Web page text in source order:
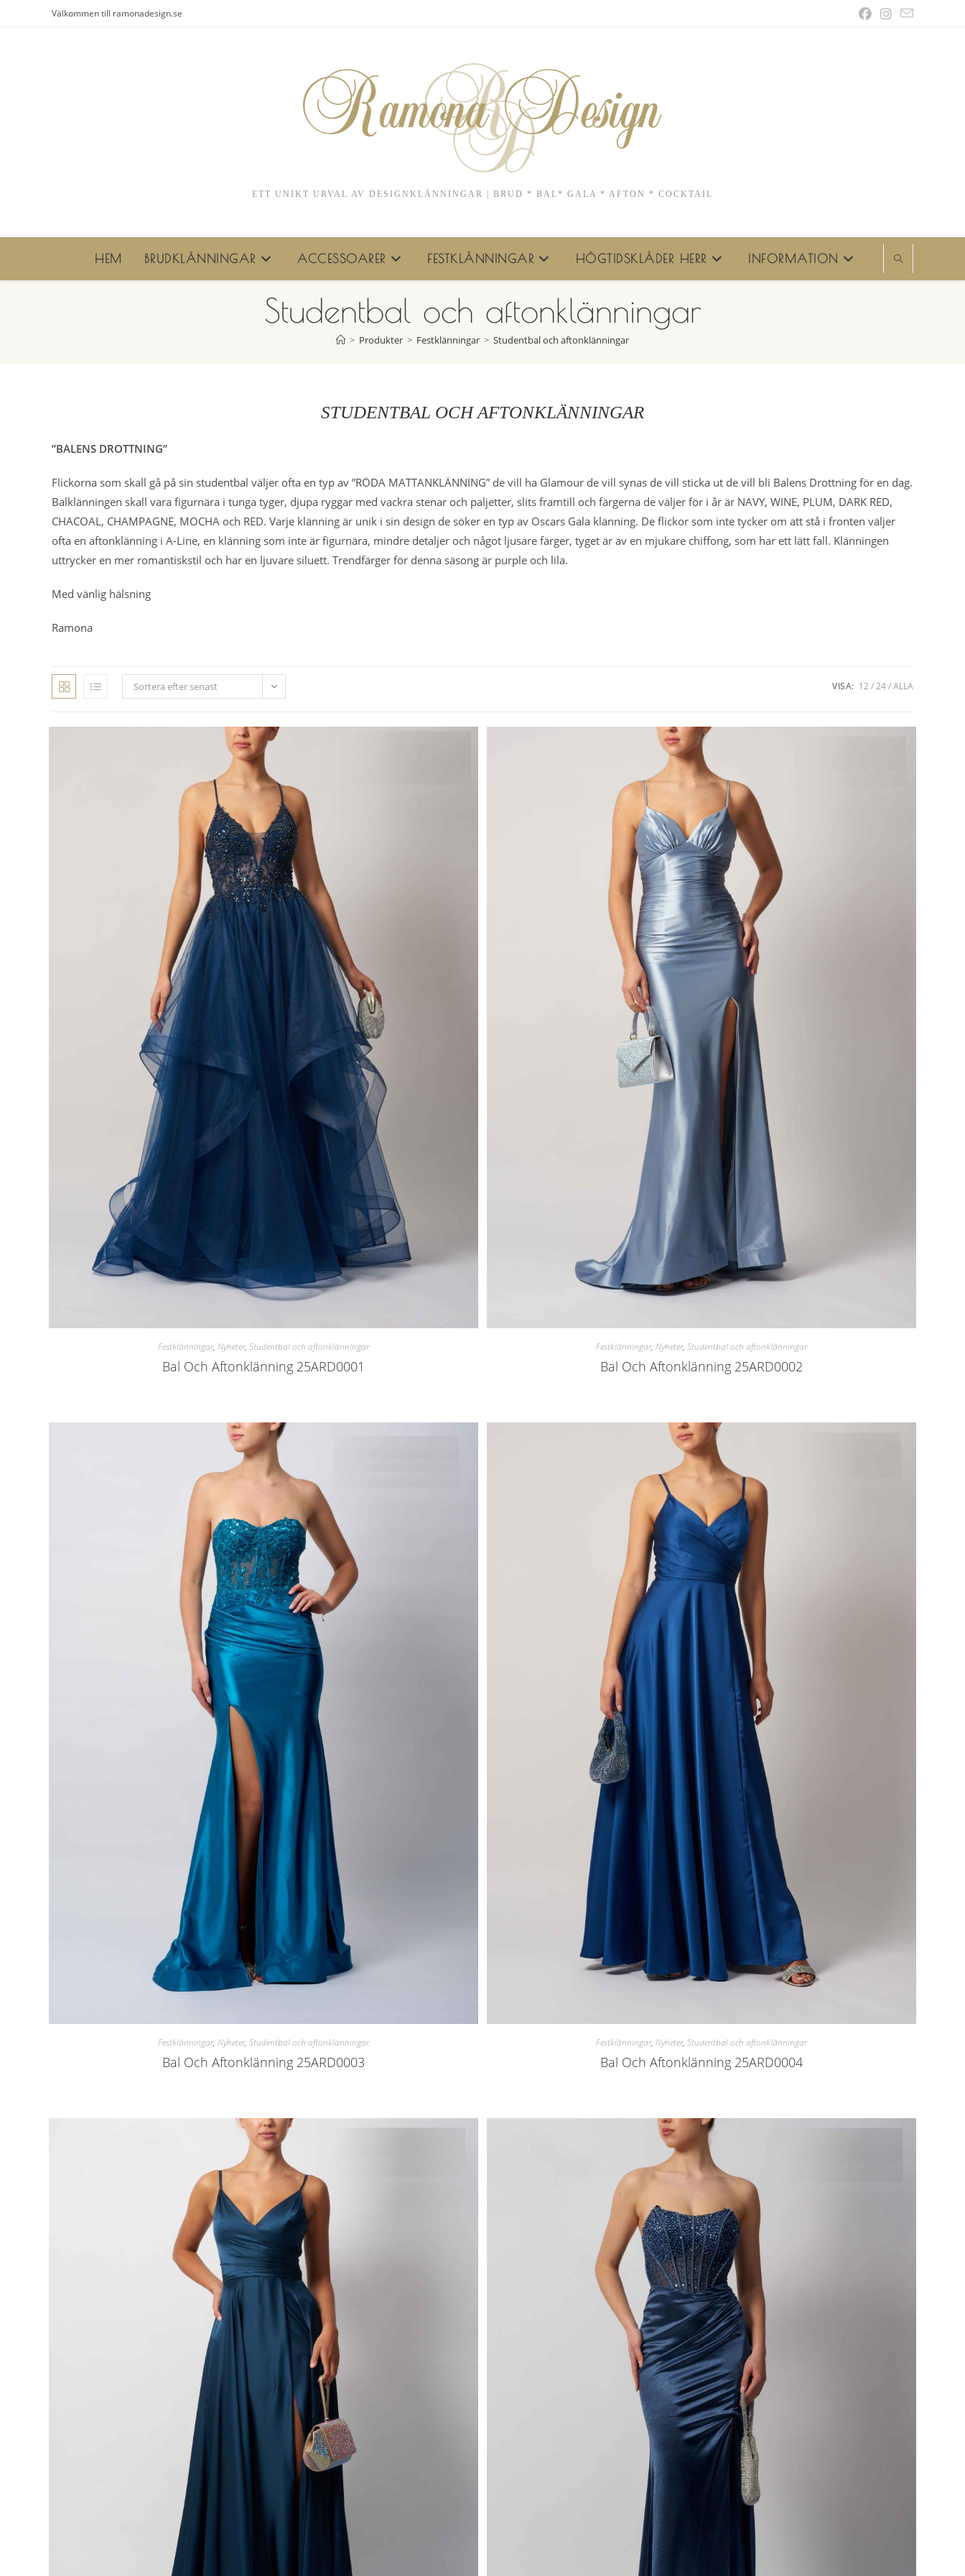
Välkommen till ramonadesign.se
ETT UNIKT URVAL AV DESIGNKLÄNNINGAR | BRUD * BAL* GALA * AFTON * COCKTAIL
HEM BRUDKLÄNNINGAR ACCESSOARER FESTKLÄNNINGAR HÖGTIDSKLÄDER HERR INFORMATION
Studentbal och aftonklänningar
> Produkter > Festklänningar > Studentbal och aftonklänningar
STUDENTBAL OCH AFTONKLÄNNINGAR
”BALENS DROTTNING”
Flickorna som skall gå på sin studentbal väljer ofta en typ av ”RÖDA MATTANKLÄNNING” de vill ha Glamour de vill synas de vill sticka ut de vill bli Balens Drottning för en dag.
Balklänningen skall vara figurnära i tunga tyger, djupa ryggar med vackra stenar och paljetter, slits framtill och färgerna de väljer för i år är NAVY, WINE, PLUM, DARK RED,
CHACOAL, CHAMPAGNE, MOCHA och RED. Varje klänning är unik i sin design de söker en typ av Oscars Gala klänning. De flickor som inte tycker om att stå i fronten väljer
ofta en aftonklänning i A-Line, en klänning som inte är figurnära, mindre detaljer och något ljusare färger, tyget är av en mjukare chiffong, som har ett lätt fall. Klänningen
uttrycker en mer romantiskstil och har en ljuvare siluett. Trendfärger för denna säsong är purple och lila.
Med vänlig hälsning
Ramona
Sortera efter senast VISA: 12 24 ALLA
Festklänningar, Nyheter, Studentbal och aftonklänningar
Bal Och Aftonklänning 25ARD0001
Festklänningar, Nyheter, Studentbal och aftonklänningar
Bal Och Aftonklänning 25ARD0002
Festklänningar, Nyheter, Studentbal och aftonklänningar
Bal Och Aftonklänning 25ARD0003
Festklänningar, Nyheter, Studentbal och aftonklänningar
Bal Och Aftonklänning 25ARD0004